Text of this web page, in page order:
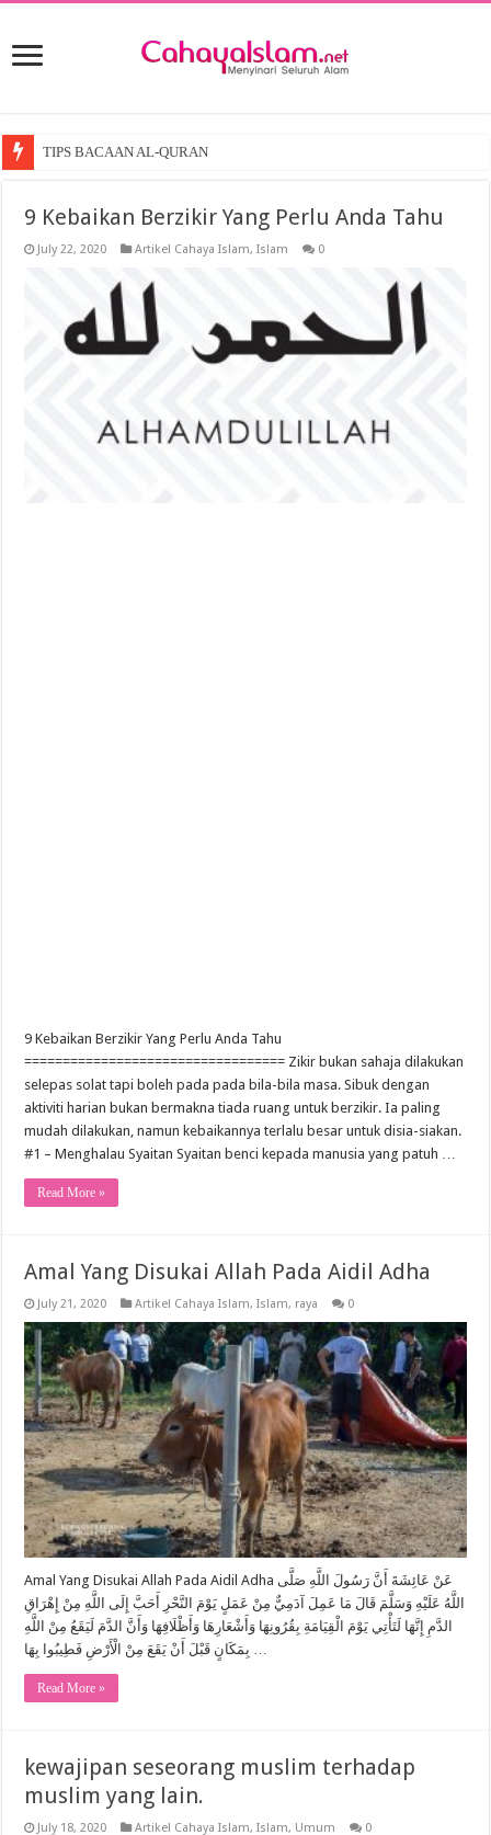
TIPS BACAAN AL-QURAN
9 Kebaikan Berzikir Yang Perlu Anda Tahu
July 22, 2020 Artikel Cahaya Islam,Islam 0
9 Kebaikan Berzikir Yang Perlu Anda Tahu
================================== Zikir bukan sahaja dilakukan
selepas solat tapi boleh pada pada bila-bila masa. Sibuk dengan
aktiviti harian bukan bermakna tiada ruang untuk berzikir. Ia paling
mudah dilakukan, namun kebaikannya terlalu besar untuk disia-siakan.
#1 – Menghalau Syaitan Syaitan benci kepada manusia yang patuh …
Read More »
Amal Yang Disukai Allah Pada Aidil Adha
July 21, 2020 Artikel Cahaya Islam,Islam, raya 0
Amal Yang Disukai Allah Pada Aidil Adha عَنْ عَائِشَةَ أَنَّ رَسُولَ اللَّهِ صَلَّى
اللَّهُ عَلَيْهِ وَسَلَّمَ قَالَ مَا عَمِلَ آدَمِيٌّ مِنْ عَمَلٍ يَوْمَ النَّحْرِ أَحَبَّ إِلَى اللَّهِ مِنْ إِهْرَاقِ
الدَّمِ إِنَّهَا لَتَأْتِي يَوْمَ الْقِيَامَةِ بِقُرُونِهَا وَأَشْعَارِهَا وَأَظْلَافِهَا وَأَنَّ الدَّمَ لَيَقَعُ مِنْ اللَّهِ
Read More »
kewajipan seseorang muslim terhadap
muslim yang lain.
July 18, 2020 Artikel Cahaya Islam,Islam, Umum 0